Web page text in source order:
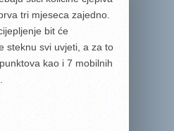
tri mjeseca zajedno.
bit će
steknu svi uvjeti, a za to
kao i 7 mobilnih